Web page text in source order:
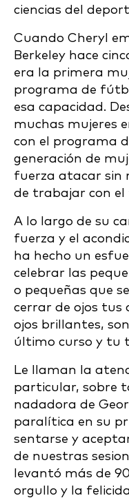
ciencias del
Cuando Cheryl
Berkeley hace
era la primera
programa de
esa capacidad.
muchas mujeres
con el programa
generación de
fuerza atacar sin
de trabajar con el
A lo largo de su
fuerza y el
ha hecho un
celebrar las
o pequeñas que
cerrar de ojos tus
ojos brillantes,
último curso y tu
Le llaman la
particular, sobre
nadadora de
paralítica en su
sentarse y
de nuestras
levantó más de
orgullo y la